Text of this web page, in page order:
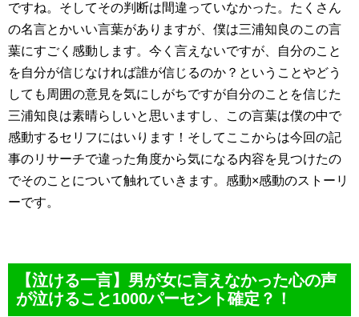
ですね。そしてその判断は間違っていなかった。たくさん
の名言とかいい言葉がありますが、僕は三浦知良のこの言
葉にすごく感動します。今く言えないですが、自分のこと
を自分が信じなければ誰が信じるのか？ということやどう
しても周囲の意見を気にしがちですが自分のことを信じた
三浦知良は素晴らしいと思いますし、この言葉は僕の中で
感動するセリフにはいります！そしてここからは今回の記
事のリサーチで違った角度から気になる内容を見つけたの
でそのことについて触れていきます。感動×感動のストーリ
ーです。
【泣ける一言】男が女に言えなかった心の声
が泣けること1000パーセント確定？！